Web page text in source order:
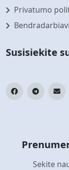
Privatumo
Susisiekite
Sekite